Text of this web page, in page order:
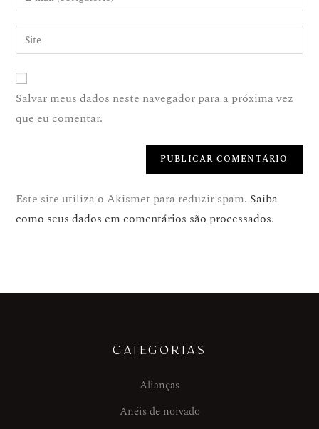
Salvar meus dados neste navegador para a próxima vez
que eu comentar.
Este site utiliza o Akismet para reduzir spam. Saiba
como seus dados em comentários são processados.
CATEGORIAS
Alianças
Anéis de noivado